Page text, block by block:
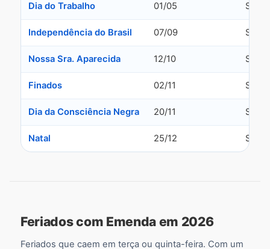
Dia do Trabalho 01/05
Independência do Brasil 07/09
Nossa Sra. Aparecida 12/10
Finados 02/11
Dia da Consciência Negra 20/11
Natal 25/12
Feriados com Emenda em 2026
Feriados que caem em terça ou quinta-feira. Com um